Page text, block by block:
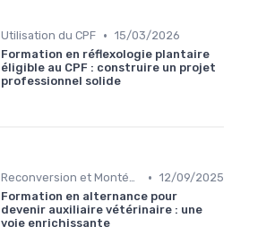
Utilisation du CPF • 15/03/2026
Formation en réflexologie plantaire
éligible au CPF : construire un projet
professionnel solide
Reconversion et Montée en Compétences • 12/09/2025
Formation en alternance pour
devenir auxiliaire vétérinaire : une
voie enrichissante